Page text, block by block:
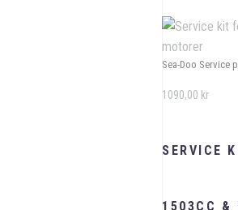
Sea-Doo Service
SERVICE
1503CC &
1090,00 kr